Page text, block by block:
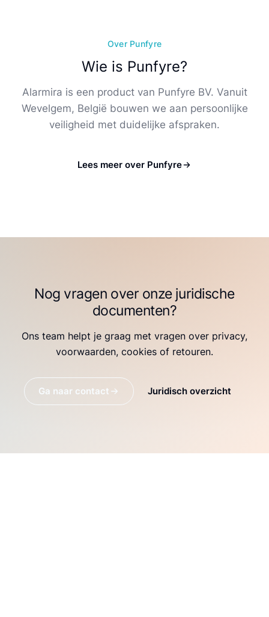
Over Punfyre
Wie is Punfyre?
Alarmira is een product van Punfyre BV. Vanuit
Wevelgem, België bouwen we aan persoonlijke
veiligheid met duidelijke afspraken.
Lees meer over Punfyre
Nog vragen over onze juridische
documenten?
Ons team helpt je graag met vragen over privacy,
voorwaarden, cookies of retouren.
Ga naar contact Juridisch overzicht